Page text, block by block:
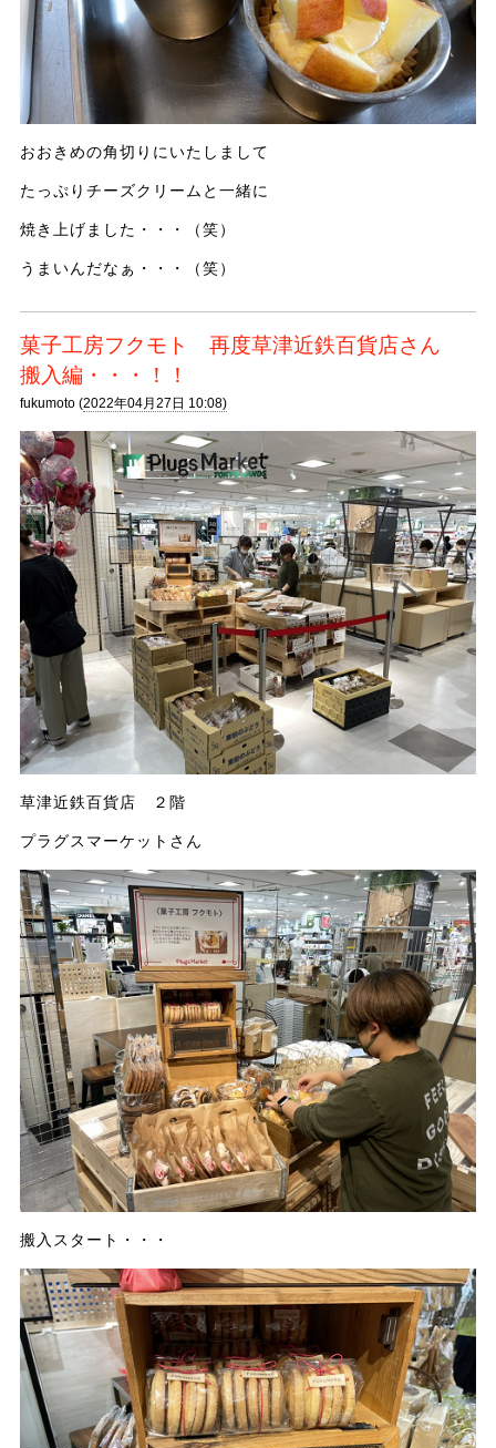
おおきめの角切りにいたしまして
たっぷりチーズクリームと一緒に
焼き上げました・・・（笑）
うまいんだなぁ・・・（笑）
菓子工房フクモト 再度草津近鉄百貨店さん
搬入編・・・！！
fukumoto (2022年04月27日 10:08)
草津近鉄百貨店 ２階
プラグスマーケットさん
搬入スタート・・・